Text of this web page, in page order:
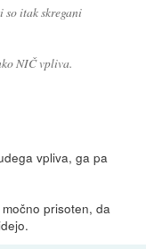
so itak skregani
NIČ vpliva.
vpliva, ga pa
prisoten, da